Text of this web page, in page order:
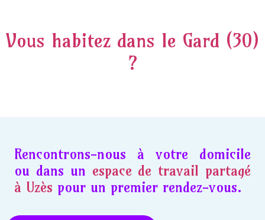
Vous habitez dans le Gard (30)
?
Rencontrons-nous à votre domicile
ou dans un espace de travail partagé
à Uzès pour un premier rendez-vous.